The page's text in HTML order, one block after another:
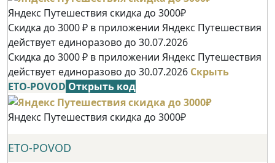
Яндекс Путешествия скидка до 3000₽
Скидка до 3000 ₽ в приложении Яндекс Путешествия
действует единоразово до 30.07.2026
Скидка до 3000 ₽ в приложении Яндекс Путешествия
действует единоразово до 30.07.2026 Скрыть
ETO-POVOD Открыть код
Яндекс Путешествия скидка до 3000₽
ETO-POVOD